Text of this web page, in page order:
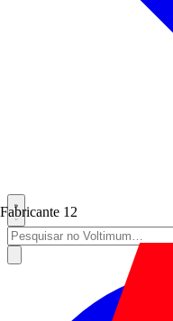
Fabricante 12